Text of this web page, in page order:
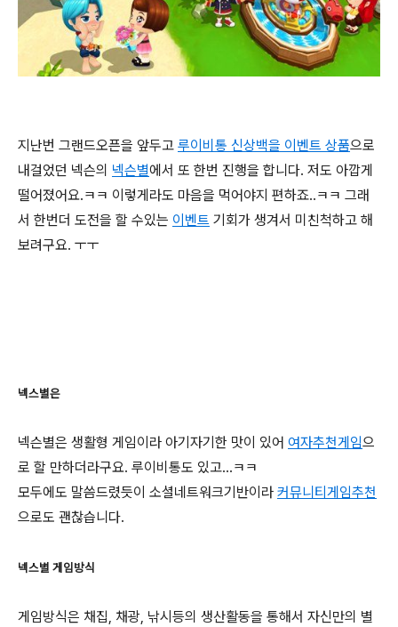
지난번 그랜드오픈을 앞두고 루이비통 신상백을 이벤트 상품으로
내걸었던 넥슨의 넥슨별에서 또 한번 진행을 합니다. 저도 아깝게
떨어졌어요.ㅋㅋ 이렇게라도 마음을 먹어야지 편하죠..ㅋㅋ 그래
서 한번더 도전을 할 수있는 이벤트 기회가 생겨서 미친척하고 해
보려구요. ㅜㅜ
넥스별은
넥슨별은 생활형 게임이라 아기자기한 맛이 있어 여자추천게임으
로 할 만하더라구요. 루이비통도 있고...ㅋㅋ
모두에도 말씀드렸듯이 소셜네트워크기반이라 커뮤니티게임추천
으로도 괜찮습니다.
넥스별 게임방식
게임방식은 채집, 채광, 낚시등의 생산활동을 통해서 자신만의 별